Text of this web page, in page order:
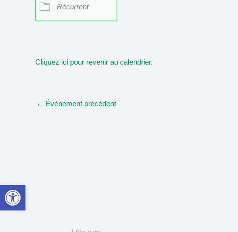
Ouvrir la barre d’outils
Récurrent
Cliquez ici pour revenir au calendrier.
← Évènement précédent